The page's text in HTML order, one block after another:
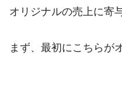
オリジナルの売上に寄
まず、最初にこちらが